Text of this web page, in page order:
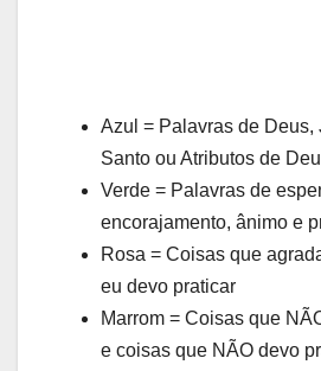
Azul = Palavras de Deus,
Santo ou Atributos de
Verde = Palavras de
encorajamento, ânimo e
Rosa = Coisas que
eu devo praticar
Marrom = Coisas que
e coisas que NÃO devo